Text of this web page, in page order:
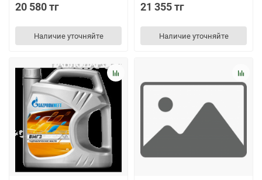
20 580 тг
Наличие уточняйте
21 355 тг
Наличие уточняйте